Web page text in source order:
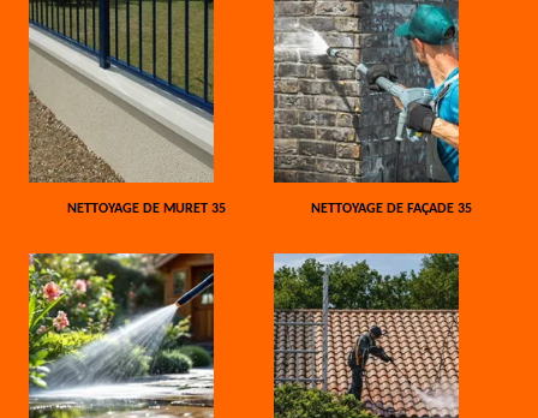
NETTOYAGE DE MURET 35 NETTOYAGE DE FAÇADE 35